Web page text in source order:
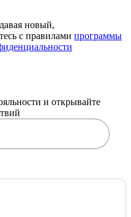
новый,
с правилами программы
и открывайте